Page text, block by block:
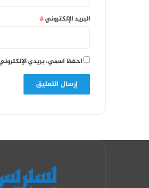
البريد الإلكتروني*
احفظ اسمي، بريدي